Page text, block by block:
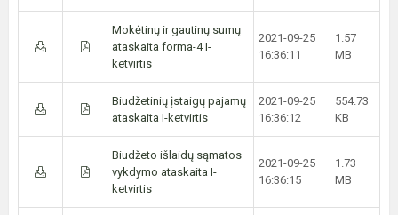
Mokėtinų ir gautinų sumų
ataskaita forma-4 I-
ketvirtis
2021-09-25
16:36:11
1.57
MB
Biudžetinių įstaigų pajamų
ataskaita I-ketvirtis
2021-09-25
16:36:12
554.73
KB
Biudžeto išlaidų sąmatos
vykdymo ataskaita I-
ketvirtis
2021-09-25
16:36:15
1.73
MB